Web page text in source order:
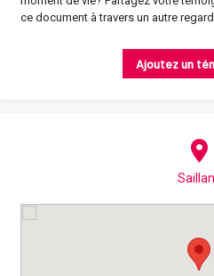
ce document à travers un autre regard.
Ajoutez un